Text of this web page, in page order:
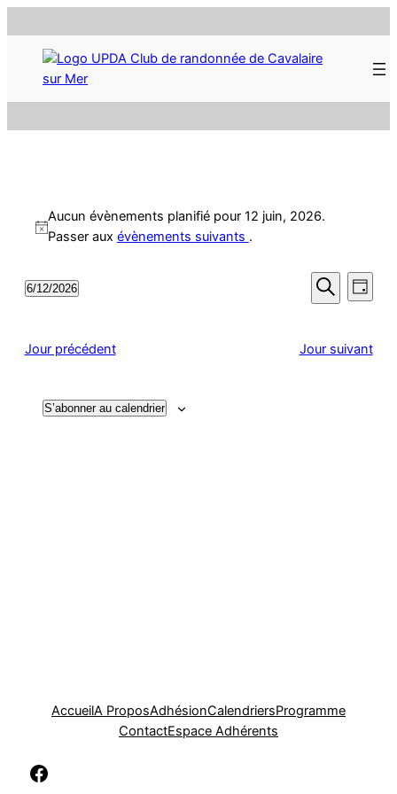
Évènements
for
12
2026
Notice
Aucun évènements planifié pour 12 juin, 2026.
Passer aux évènements suivants .
et
Recherche
Jour
6/12/2026
date.
Jour précédent Jour suivant
S’abonner au calendrier
AccueilA ProposAdhésionCalendriersProgramme
ContactEspace Adhérents
Facebook